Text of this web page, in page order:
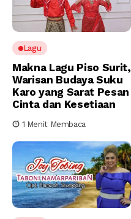
Lagu
Makna Lagu Piso Surit,
Warisan Budaya Suku
Karo yang Sarat Pesan
Cinta dan Kesetiaan
1 Menit Membaca